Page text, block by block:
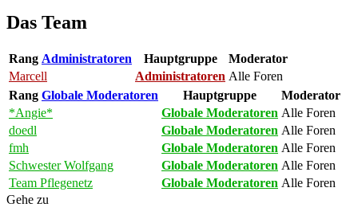
Das Team
Rang Administratoren Hauptgruppe
Moderator
Marcell
Administratoren Alle Foren
Rang Globale Moderatoren Hauptgruppe
Moderator
*Angie*
Globale Moderatoren Alle Foren
doedl
Globale Moderatoren Alle Foren
fmh
Globale Moderatoren Alle Foren
Schwester Wolfgang
Globale Moderatoren Alle Foren
Team Pflegenetz
Globale Moderatoren Alle Foren
Gehe zu